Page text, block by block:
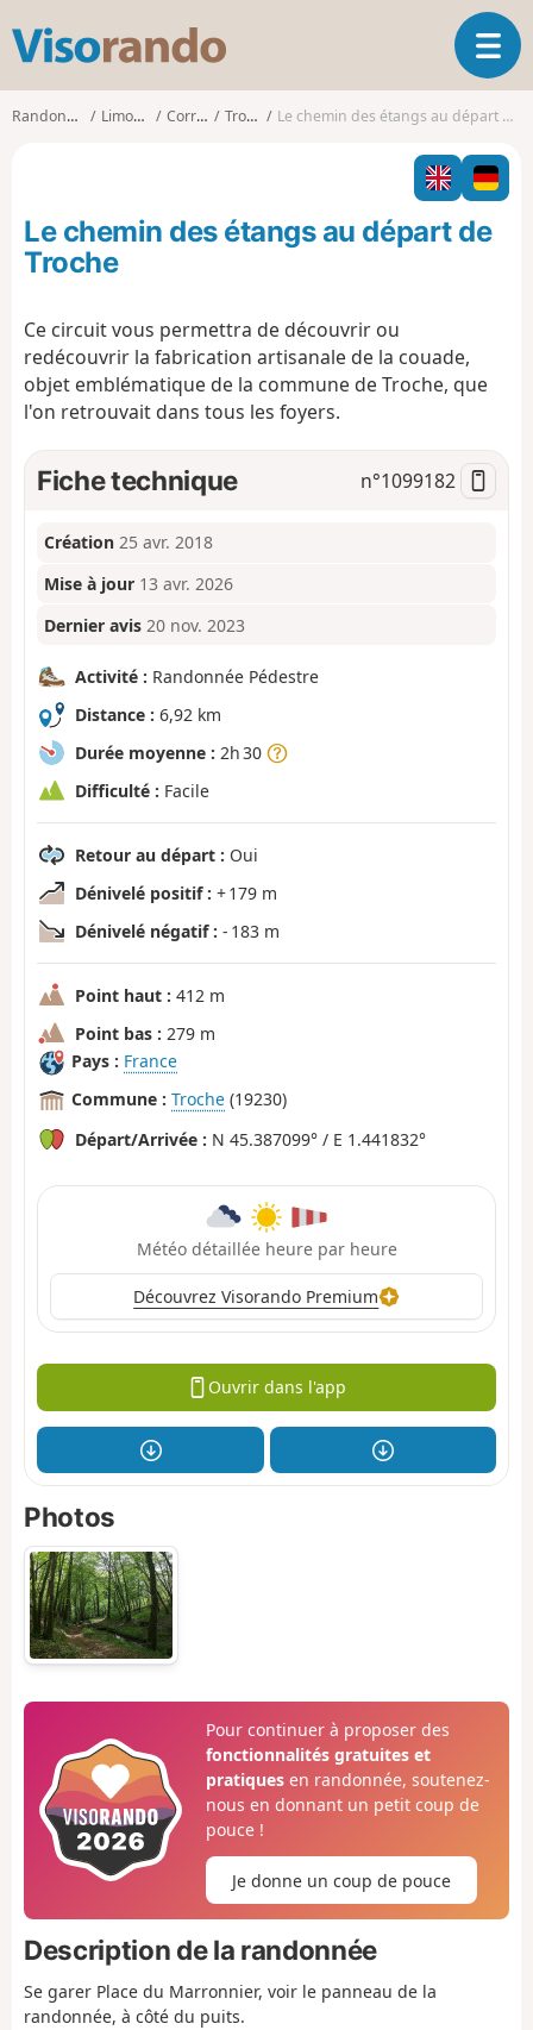
s
o
o
O
u
i
r
l
a
o
Randonnées Limousin Corrèze Troche Le chemin des étangs au départ de Troche
Le chemin des étangs au départ de
Troche
Ce circuit vous permettra de découvrir ou
redécouvrir la fabrication artisanale de la couade,
objet emblématique de la commune de Troche, que
l'on retrouvait dans tous les foyers.
Fiche technique n°1099182
Création 25 avr. 2018
Mise à jour 13 avr. 2026
Dernier avis 20 nov. 2023
Activité : Randonnée Pédestre
Distance : 6,92 km
Durée moyenne : 2h 30
Difficulté : Facile
Retour au départ : Oui
Dénivelé positif : + 179 m
Dénivelé négatif : - 183 m
Point haut : 412 m
Point bas : 279 m
Pays : France
Commune : Troche (19230)
Départ/Arrivée : N 45.387099° / E 1.441832°
Météo détaillée heure par heure
Découvrez Visorando Premium
Ouvrir dans l'app
Photos
Pour continuer à proposer des
fonctionnalités gratuites et
pratiquesen randonnée, soutenez-
nous en donnant un petit coup de
pouce !
Je donne un coup de pouce
Description de la randonnée
Se garer Place du Marronnier, voir le panneau de la
randonnée, à côté du puits.